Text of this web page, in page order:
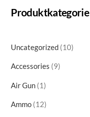
Produktkategorie
Uncategorized 1010
Accessories 99
Air Gun 11
Ammo 1212